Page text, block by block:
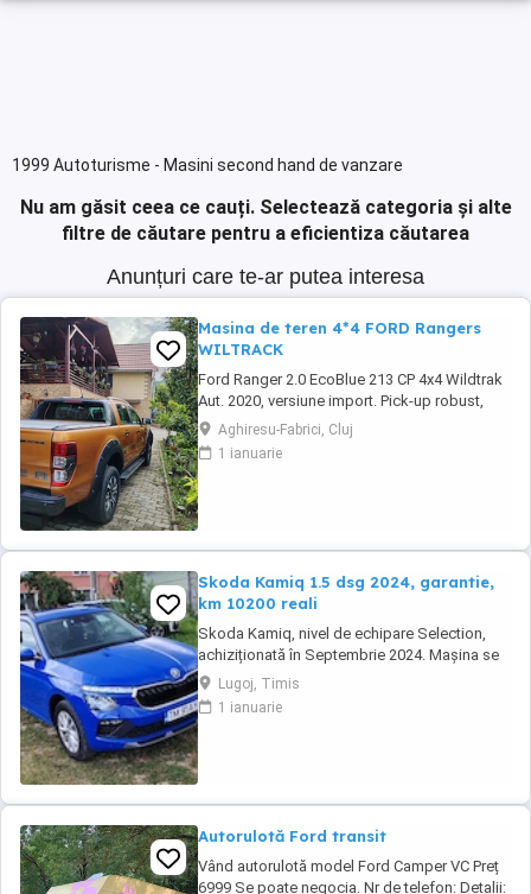
1999 Autoturisme - Masini second hand de vanzare
Nu am găsit ceea ce cauți. Selectează categoria și alte
filtre de căutare pentru a eficientiza căutarea
Anunțuri care te-ar putea interesa
Masina de teren 4*4 FORD Rangers
WILTRACK
Ford Ranger 2.0 EcoBlue 213 CP 4x4 Wildtrak
Aut. 2020, versiune import. Pick-up robust,
performant și echipat complet, ideal pentru
activități profesionale sau aventuri off-road,
cu tehnologie modernă, tracțiune integrală și
Aghiresu-Fabrici, Cluj
1 ianuarie
Skoda Kamiq 1.5 dsg 2024, garantie,
km 10200 reali
Skoda Kamiq, nivel de echipare Selection,
achiziționată în Septembrie 2024. Mașina se
află într-o stare impecabila. Detalii tehnice:
Motorizare: 1.5 TSI, 150 CP Transmisie:
Automată DSG An fabricație: 2024
Lugoj, Timis
1 ianuarie
Autorulotă Ford transit
Vând autorulotă model Ford Camper VC Preț
6999 Se poate negocia. Nr de telefon: Detalii: